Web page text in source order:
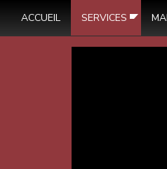
ACCUEIL SERVICES